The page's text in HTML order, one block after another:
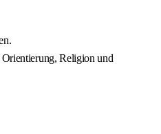
Religion und